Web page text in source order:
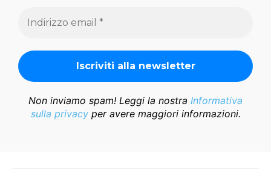
Non inviamo spam! Leggi la nostra Informativa
sulla privacyper avere maggiori informazioni.